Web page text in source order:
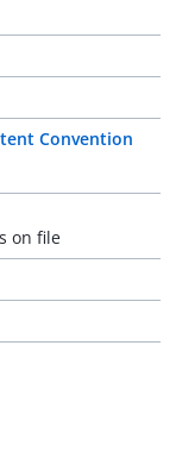
Convention
on file